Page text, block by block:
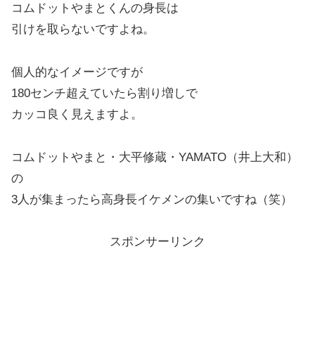
コムドットやまとくんの身長は
引けを取らないですよね。
個人的なイメージですが
180センチ超えていたら割り増しで
カッコ良く見えますよ。
コムドットやまと・大平修蔵・YAMATO（井上大和）
の
3人が集まったら高身長イケメンの集いですね（笑）
スポンサーリンク